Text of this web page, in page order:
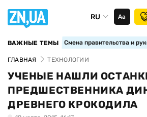
RU Аа
ВАЖНЫЕ ТЕМЫ Смена правительства и
ГЛАВНАЯ ТЕХНОЛОГИИ
УЧЕНЫЕ НАШЛИ
ПРЕДШЕСТВЕННИКА
ДРЕВНЕГО КРОКОДИЛА